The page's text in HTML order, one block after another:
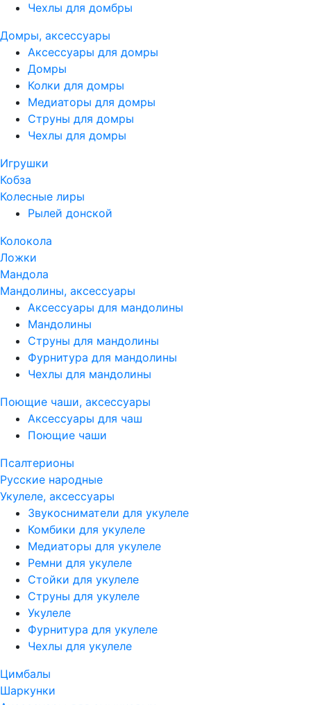
Чехлы для домбры
Домры, аксессуары
Аксессуары для домры
Домры
Колки для домры
Медиаторы для домры
Струны для домры
Чехлы для домры
Игрушки
Кобза
Колесные лиры
Рылей донской
Колокола
Ложки
Мандола
Мандолины, аксессуары
Аксессуары для мандолины
Мандолины
Струны для мандолины
Фурнитура для мандолины
Чехлы для мандолины
Поющие чаши, аксессуары
Аксессуары для чаш
Поющие чаши
Псалтерионы
Русские народные
Укулеле, аксессуары
Звукосниматели для укулеле
Комбики для укулеле
Медиаторы для укулеле
Ремни для укулеле
Стойки для укулеле
Струны для укулеле
Укулеле
Фурнитура для укулеле
Чехлы для укулеле
Цимбалы
Шаркунки